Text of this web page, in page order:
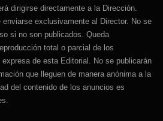
dirigirse directamente a la Dirección.
enviarse exclusivamente al Director. No se
si no son publicados. Queda
total o parcial de los
de esta Editorial. No se publicarán
que lleguen de manera anónima a la
del contenido de los anuncios es